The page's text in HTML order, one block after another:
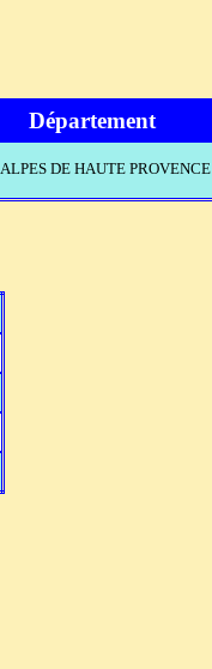
Département
DE HAUTE PROVENCE